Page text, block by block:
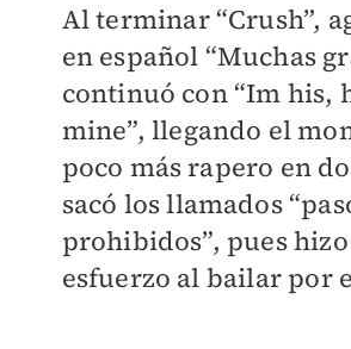
Al terminar “Crush”,
en español “Muchas
continuó con “Im his,
mine”, llegando el
poco más rapero en
sacó los llamados
prohibidos”, pues
esfuerzo al bailar por